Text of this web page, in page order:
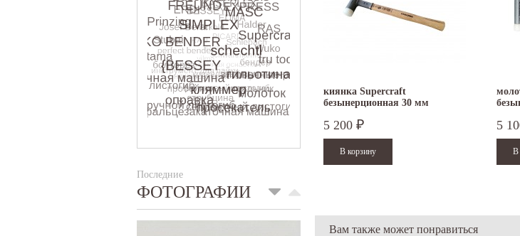
Последние
ФОТОГРАФИИ
киянка Supercraft
безынерционная 30 мм
5 200 ₽ 5
Вам также может понравиться